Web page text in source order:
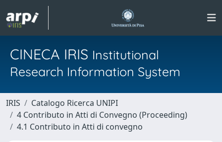
CINECA IRIS Institutional
Research Information System
IRIS
Catalogo Ricerca UNIPI
4 Contributo in Atti di Convegno (Proceeding)
4.1 Contributo in Atti di convegno